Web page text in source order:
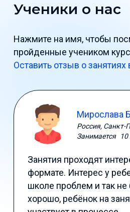
Ученики о нас
Нажмите на имя, чтобы
пройденные учеником
Оставить отзыв о занятиях
Мирослава
Россия, Санкт-
Занимается
Занятия проходят
формате. Интерес у
школе проблем и так
хорошо, ребёнок на